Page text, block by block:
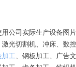
公司实际生产设备图片
光切割机、冲床、数
加工、钢板加工、广告